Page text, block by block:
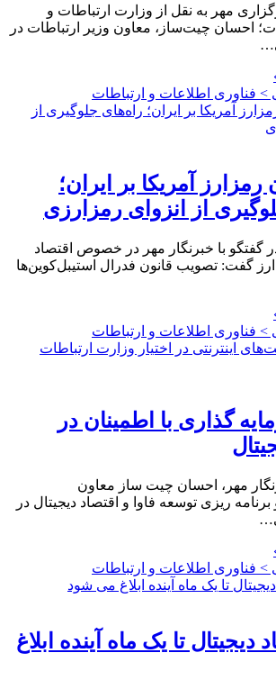
مهر به نقل از وزارت ارتباطات و
احسان چیت‌ساز، معاون وزیر ارتباطات در
> فناوری اطلاعات و ارتباطات
رمزارز آمریکا بر ایران؛
از انزوای رمزارزی
با خبرنگار مهر در خصوص اقتصاد
ارز گفت: تصویب قانون فدرال استیبل‌کوین‌ها
> فناوری اطلاعات و ارتباطات
گذاری با اطمینان در
مهر، احسان چیت ساز معاون
ریزی توسعه فاوا و اقتصاد دیجیتال در
> فناوری اطلاعات و ارتباطات
دیجیتال تا یک ماه آینده ابلاغ